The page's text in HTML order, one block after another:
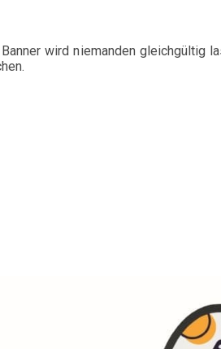
Finnish
wird niemanden gleichgültig